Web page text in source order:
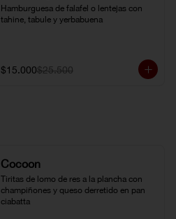
Hamburguesa de falafel o lentejas con
tahine, tabule y yerbabuena
$15.000$25.500
Cocoon
Tiritas de lomo de res a la plancha con
champiñones y queso derretido en pan
ciabatta